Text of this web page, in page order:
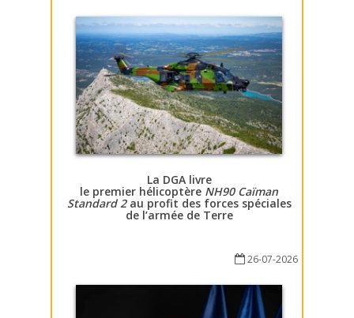
La DGA livre
le premier hélicoptère NH90 Caïman
Standard 2au profit des forces spéciales
de l’armée de Terre
26-07-2026